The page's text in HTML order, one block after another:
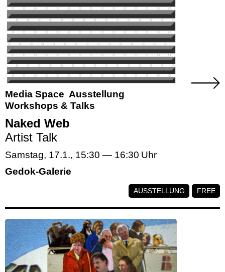
Media Space Ausstellung
Workshops & Talks
Naked Web
Artist Talk
Samstag, 17.1., 15:30 — 16:30
Gedok-Galerie
AUSSTELLUNG FREE